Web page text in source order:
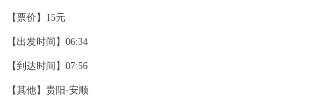
【票价】15元
【出发时间】06:34
【到达时间】07:56
【其他】贵阳-安顺